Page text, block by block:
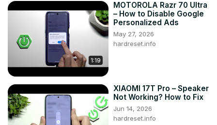
dowiesz się jak działają inne ustawienia na Instagram.
Jak zresetować hasła na Instagramie? Jak zrobić reset
hasła na Instagramie? Jak robi się reset hasła na
Instagramie? Jak zmienić hasło na Instagramie?
#Instagram #reset #hasło
Sprawdź nasze social media:
Instagram ► https://www.instagram.com/hardreset.info
Facebook ► https://www.facebook.com/hardresetinfo/
1:19
MOTOROLA Razr 70 Ultra
– How to Disable Google
Personalized Ads
May 27, 2026
hardreset.info
XIAOMI 17T Pro – Speaker
Not Working? How to Fix
Jun 14, 2026
hardreset.info